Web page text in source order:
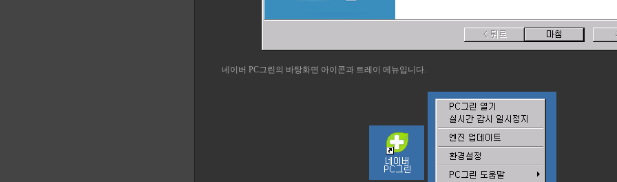
네이버 PC그린의 바탕화면 아이콘과 트레이 메뉴입니다.